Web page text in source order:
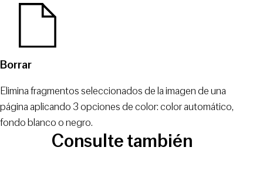
Borrar
Elimina fragmentos seleccionados de la imagen de una
página aplicando 3 opciones de color: color automático,
fondo blanco o negro.
Consulte también